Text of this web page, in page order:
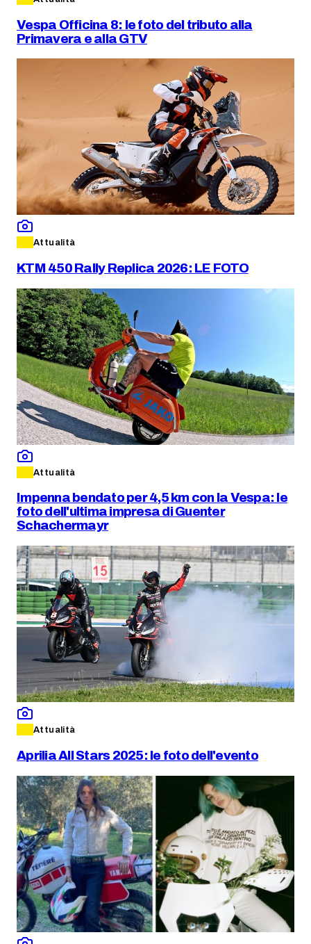
Vespa Officina 8: le foto del tributo alla
Primavera e alla GTV
Attualità
KTM 450 Rally Replica 2026: LE FOTO
Attualità
Impenna bendato per 4,5 km con la Vespa: le
foto dell'ultima impresa di Guenter
Schachermayr
Attualità
Aprilia All Stars 2025: le foto dell'evento